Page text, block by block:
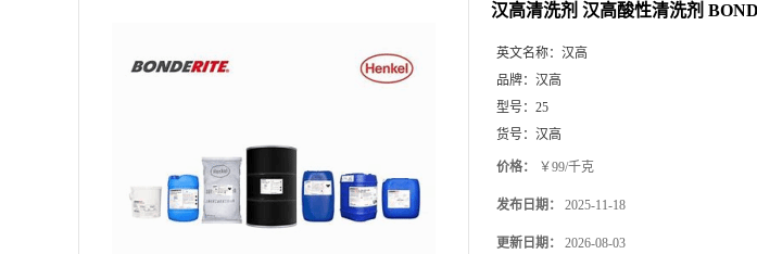
汉高清洗剂 汉高酸性清洗剂
英文名称： 汉高
品牌： 汉高
型号： 25
货号： 汉高
价格： ￥99/千克
发布日期： 2025-11-18
更新日期： 2026-08-03